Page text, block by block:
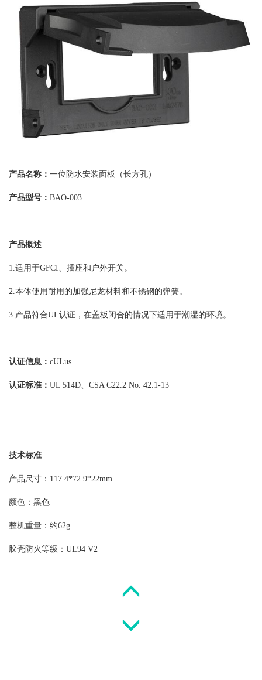
产品名称： 一位防水安装面板（长方孔）
产品型号： BAO-003
产品概述
1.适用于GFCI、插座和户外开关。
2.本体使用耐用的加强尼龙材料和不锈钢的弹簧。
3.产品符合UL认证，在盖板闭合的情况下适用于潮湿的环境。
认证信息： cULus
认证标准： UL 514D、CSA C22.2 No. 42.1-13
技术标准
产品尺寸：117.4*72.9*22mm
颜色：黑色
整机重量：约62g
胶壳防火等级：UL94 V2